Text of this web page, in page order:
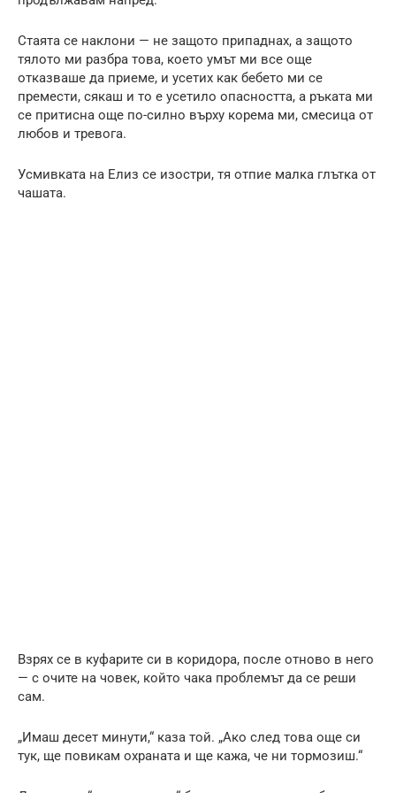
Стаята се наклони — не защото припаднах, а защото
тялото ми разбра това, което умът ми все още
отказваше да приеме, и усетих как бебето ми се
премести, сякаш и то е усетило опасността, а ръката ми
се притисна още по-силно върху корема ми, смесица от
любов и тревога.
Усмивката на Елиз се изостри, тя отпие малка глътка от
чашата.
Взрях се в куфарите си в коридора, после отново в него
— с очите на човек, който чака проблемът да се реши
сам.
„Имаш десет минути,“ каза той. „Ако след това още си
тук, ще повикам охраната и ще кажа, че ни тормозиш.“